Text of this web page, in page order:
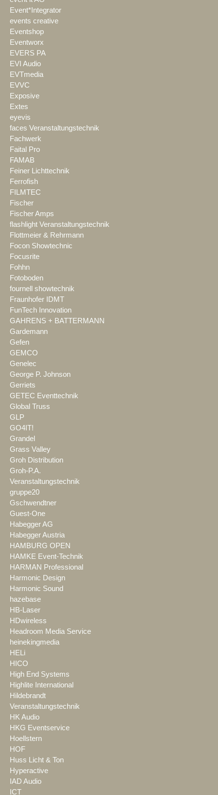
Event*Integrator
events creative
Eventshop
Eventworx
EVERS PA
EVI Audio
EVTmedia
EVVC
Exposive
Extes
eyevis
faces Veranstaltungstechnik
Fachwerk
Faital Pro
FAMAB
Feiner Lichttechnik
Ferrofish
FILMTEC
Fischer
Fischer Amps
flashlight Veranstaltungstechnik
Flottmeier & Rehrmann
Focon Showtechnic
Focusrite
Fohhn
Fotoboden
fournell showtechnik
Fraunhofer IDMT
FunTech Innovation
GAHRENS + BATTERMANN
Gardemann
Gefen
GEMCO
Genelec
George P. Johnson
Gerriets
GETEC Eventtechnik
Global Truss
GLP
GO4IT!
Grandel
Grass Valley
Groh Distribution
Groh-P.A.
Veranstaltungstechnik
gruppe20
Gschwendtner
Guest-One
Habegger AG
Habegger Austria
HAMBURG OPEN
HAMKE Event-Technik
HARMAN Professional
Harmonic Design
Harmonic Sound
hazebase
HB-Laser
HDwireless
Headroom Media Service
heinekingmedia
HELi
HICO
High End Systems
Highlite International
Hildebrandt
Veranstaltungstechnik
HK Audio
HKG Eventservice
Hoellstern
HOF
Huss Licht & Ton
Hyperactive
IAD Audio
ICT